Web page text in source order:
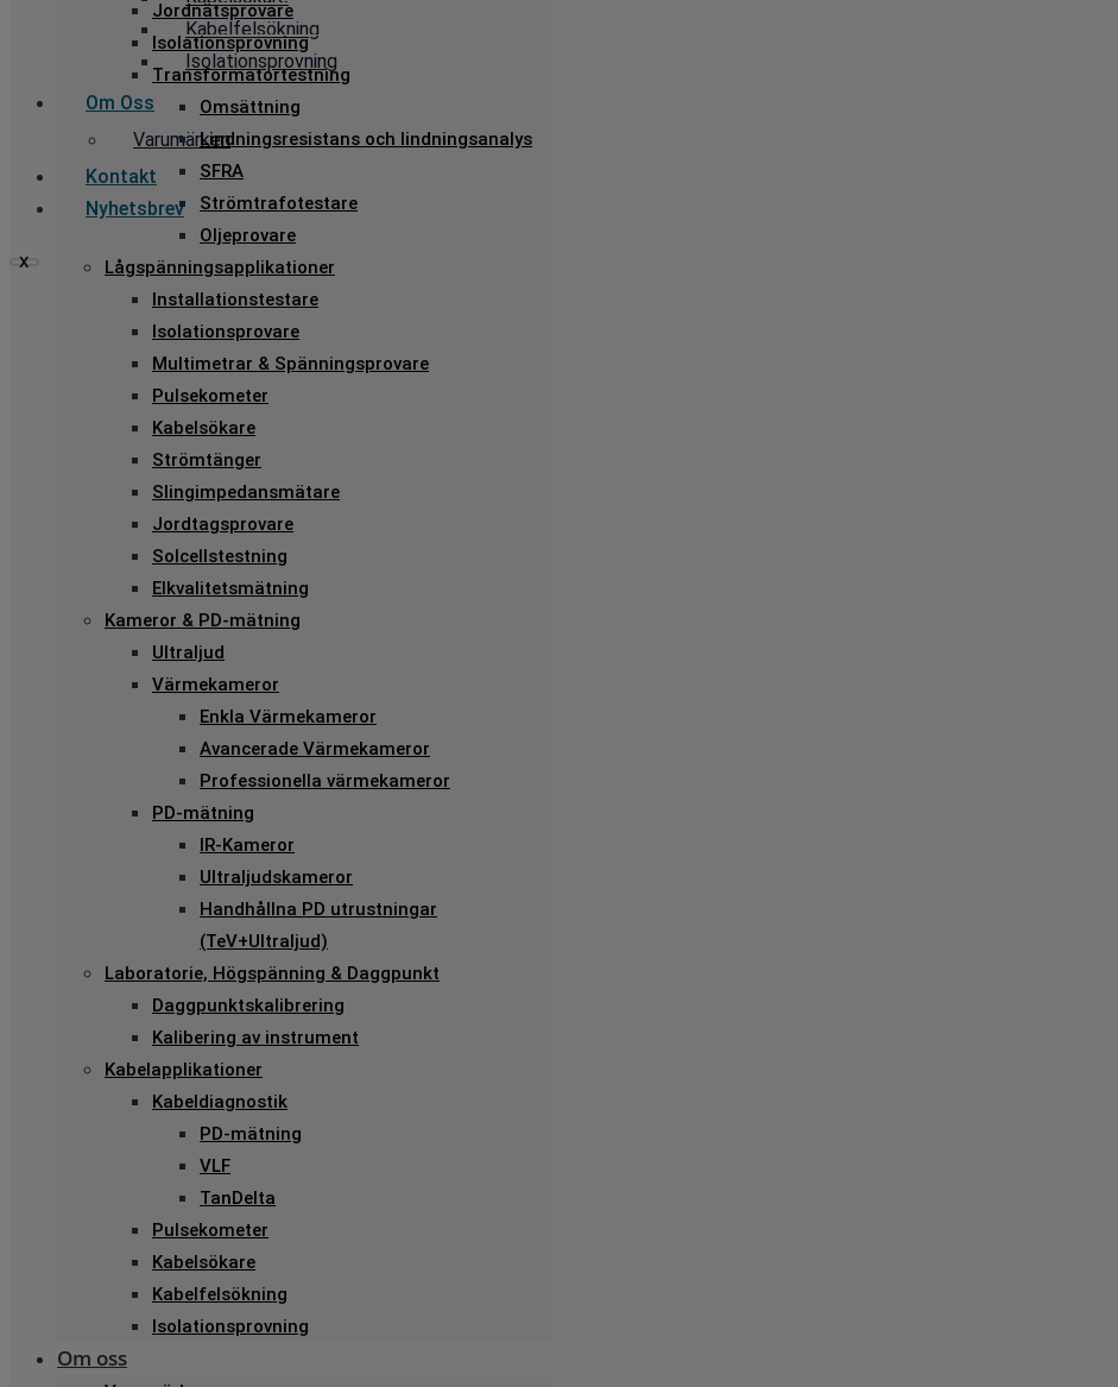
Kabelfelsökning
Isolationsprovning
Om Oss
Varumärken
Kontakt
Nyhetsbrev
X
Jordnätsprovare
Isolationsprovning
Transformatortestning
Omsättning
Lindningsresistans och lindningsanalys
SFRA
Strömtrafotestare
Oljeprovare
Lågspänningsapplikationer
Installationstestare
Isolationsprovare
Multimetrar & Spänningsprovare
Pulsekometer
Kabelsökare
Strömtänger
Slingimpedansmätare
Jordtagsprovare
Solcellstestning
Elkvalitetsmätning
Kameror & PD-mätning
Ultraljud
Värmekameror
Enkla Värmekameror
Avancerade Värmekameror
Professionella värmekameror
PD-mätning
IR-Kameror
Ultraljudskameror
Handhållna PD utrustningar
(TeV+Ultraljud)
Laboratorie, Högspänning & Daggpunkt
Daggpunktskalibrering
Kalibering av instrument
Kabelapplikationer
Kabeldiagnostik
PD-mätning
VLF
TanDelta
Pulsekometer
Kabelsökare
Kabelfelsökning
Isolationsprovning
Om oss